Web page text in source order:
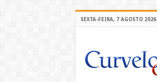
SEXTA-FEIRA, 7 AGOSTO 2026